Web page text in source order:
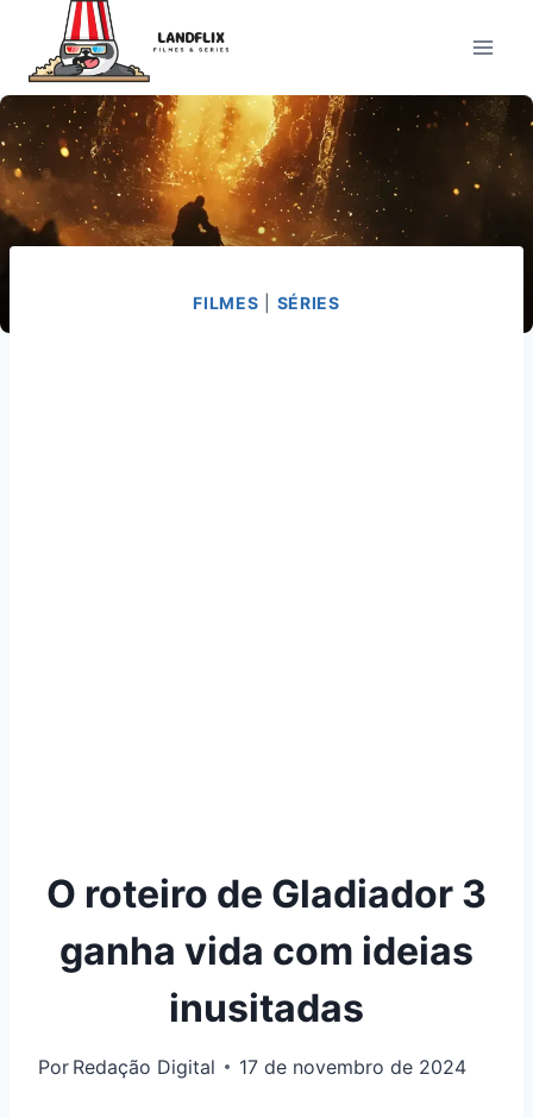
Conteúdo
FILMES SÉRIES
O roteiro de Gladiador 3
ganha vida com ideias
inusitadas
Por Redação Digital 17 de novembro de 2024